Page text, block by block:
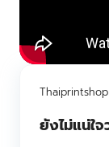
Thaiprintshop
ยังไม่แน่ใ